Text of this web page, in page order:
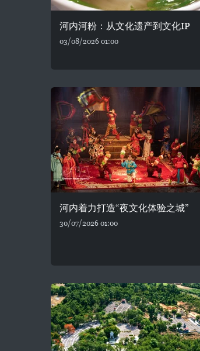
河内河粉：从文化遗产到文化IP
03/08/2026 01:00
河内着力打造“夜文化体验之城”
30/07/2026 01:00